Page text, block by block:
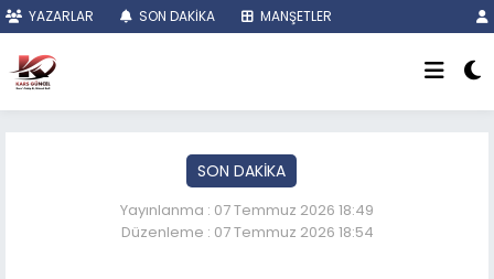
YAZARLAR SON DAKİKA MANŞETLER
SON DAKİKA
Yayınlanma : 07 Temmuz 2026 18:49
Düzenleme : 07 Temmuz 2026 18:54